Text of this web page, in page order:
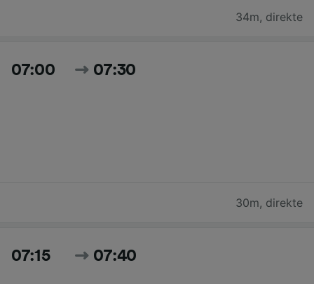
34m, direkte
07:00 07:30
30m, direkte
07:15 07:40